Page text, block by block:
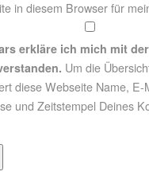
in diesem Browser für
erkläre ich mich mit
Um die
diese Webseite Name,
und Zeitstempel Deines